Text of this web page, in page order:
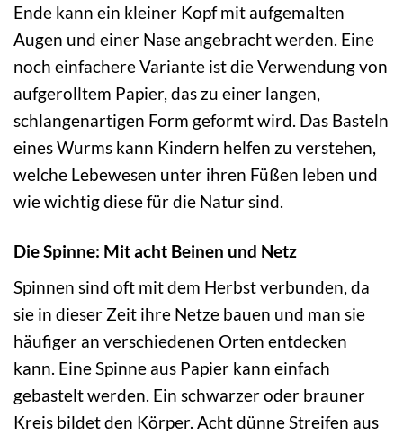
Ende kann ein kleiner Kopf mit aufgemalten
Augen und einer Nase angebracht werden. Eine
noch einfachere Variante ist die Verwendung von
aufgerolltem Papier, das zu einer langen,
schlangenartigen Form geformt wird. Das Basteln
eines Wurms kann Kindern helfen zu verstehen,
welche Lebewesen unter ihren Füßen leben und
wie wichtig diese für die Natur sind.
Die Spinne: Mit acht Beinen und Netz
Spinnen sind oft mit dem Herbst verbunden, da
sie in dieser Zeit ihre Netze bauen und man sie
häufiger an verschiedenen Orten entdecken
kann. Eine Spinne aus Papier kann einfach
gebastelt werden. Ein schwarzer oder brauner
Kreis bildet den Körper. Acht dünne Streifen aus